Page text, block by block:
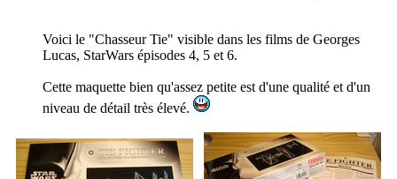
Voici le "Chasseur Tie" visible dans les films de Georges
Lucas, StarWars épisodes 4, 5 et 6.
Cette maquette bien qu'assez petite est d'une qualité et d'un
niveau de détail très élevé.